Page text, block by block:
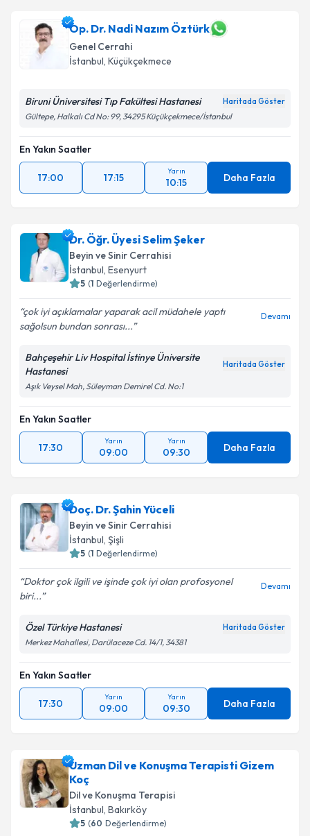
Op. Dr. Nadi Nazım Öztürk
Genel Cerrahi
İstanbul, Küçükçekmece
Biruni Üniversitesi Tıp Fakültesi Hastanesi Haritada Göster
Gültepe, Halkalı Cd No: 99, 34295 Küçükçekmece/İstanbul
En Yakın Saatler
17:00 17:15
Yarın
10:15 Daha Fazla
Dr. Öğr. Üyesi Selim Şeker
Beyin ve Sinir Cerrahisi
İstanbul, Esenyurt
5 (1 Değerlendirme)
çok iyi açıklamalar yaparak acil müdahele yaptı
sağolsun bundan sonrası...
Devamı
Bahçeşehir Liv Hospital İstinye Üniversite
Hastanesi
Haritada Göster
Aşık Veysel Mah, Süleyman Demirel Cd. No:1
En Yakın Saatler
17:30
Yarın
09:00
Yarın
09:30 Daha Fazla
Doç. Dr. Şahin Yüceli
Beyin ve Sinir Cerrahisi
İstanbul, Şişli
5 (1 Değerlendirme)
Doktor çok ilgili ve işinde çok iyi olan profosyonel
biri...
Devamı
Özel Türkiye Hastanesi Haritada Göster
Merkez Mahallesi, Darülaceze Cd. 14/1, 34381
En Yakın Saatler
17:30
Yarın
09:00
Yarın
09:30 Daha Fazla
Uzman Dil ve Konuşma Terapisti Gizem
Koç
Dil ve Konuşma Terapisi
İstanbul, Bakırköy
5 (60 Değerlendirme)